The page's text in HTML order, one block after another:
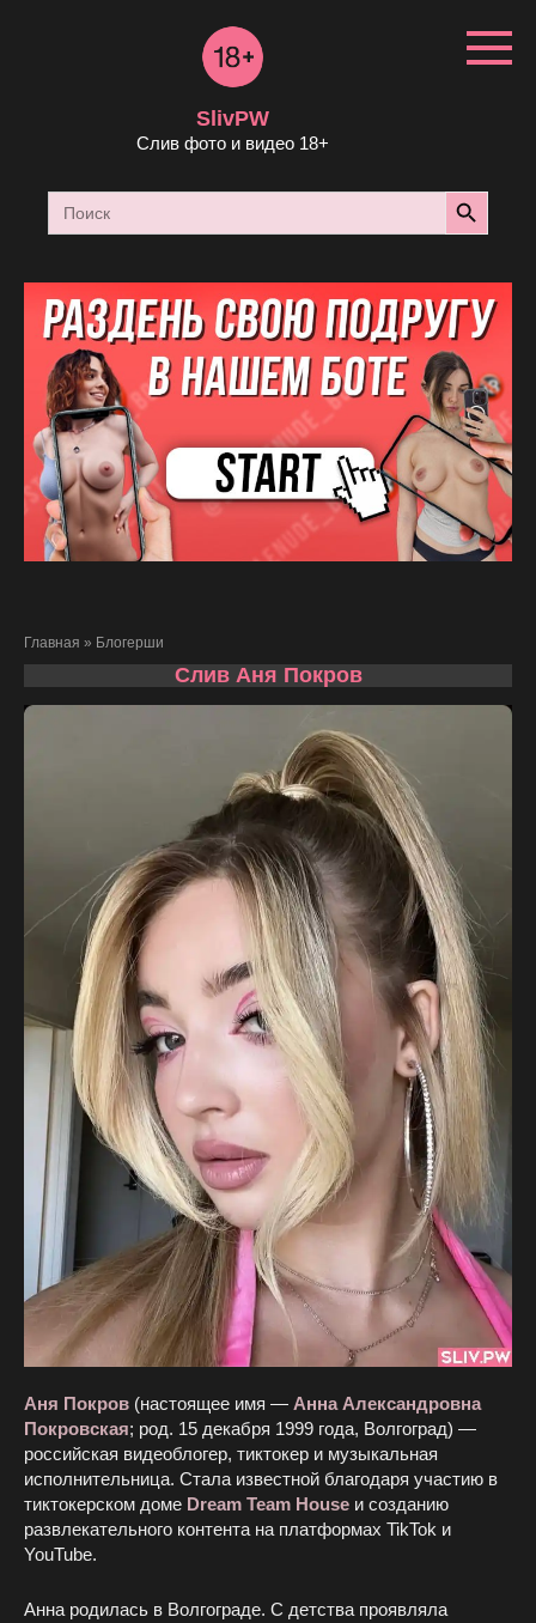
SlivPW
Слив фото и видео 18+
Search
for:
Search Button
Главная » Блогерши
Слив Аня Покров
Аня Покров (настоящее имя — Анна Александровна
Покровская; род. 15 декабря 1999 года, Волгоград) —
российская видеоблогер, тиктокер и музыкальная
исполнительница. Стала известной благодаря участию в
тиктокерском доме Dream Team House и созданию
развлекательного контента на платформах TikTok и
YouTube.
Анна родилась в Волгограде. С детства проявляла